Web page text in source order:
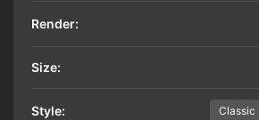
Render:
Size:
Style: Classic